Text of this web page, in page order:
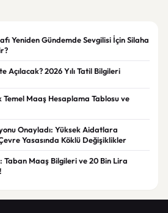
Yeniden Gündemde Sevgilisi İçin Silaha
Açılacak? 2026 Yılı Tatil Bilgileri
Temel Maaş Hesaplama Tablosu ve
Onayladı: Yüksek Aidatlara
Yasasında Köklü Değişiklikler
Taban Maaş Bilgileri ve 20 Bin Lira